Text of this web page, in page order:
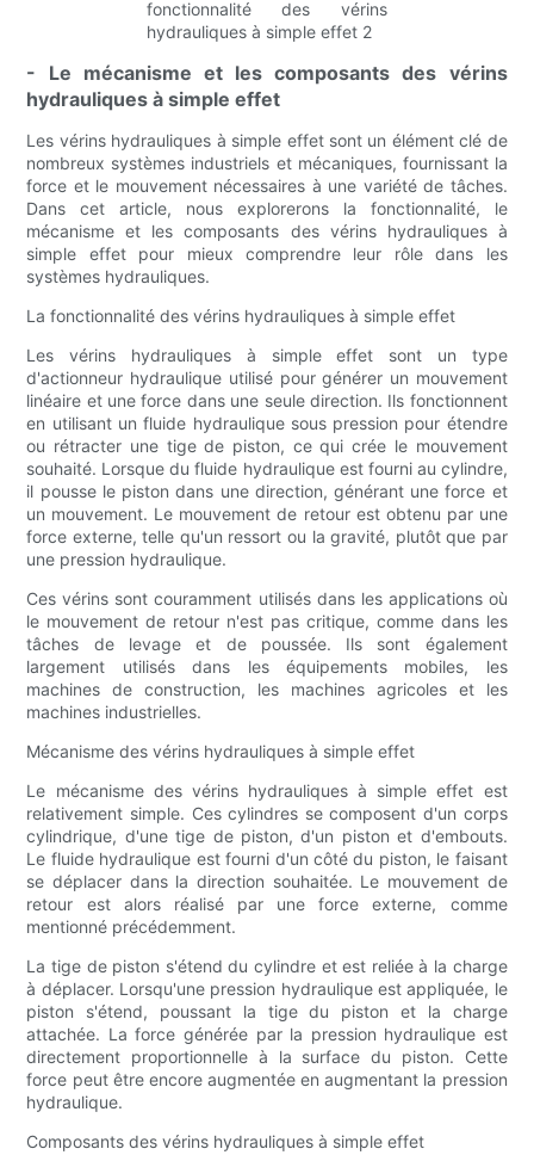
- Le mécanisme et les composants des vérins
hydrauliques à simple effet
Les vérins hydrauliques à simple effet sont un élément clé de
nombreux systèmes industriels et mécaniques, fournissant la
force et le mouvement nécessaires à une variété de tâches.
Dans cet article, nous explorerons la fonctionnalité, le
mécanisme et les composants des vérins hydrauliques à
simple effet pour mieux comprendre leur rôle dans les
systèmes hydrauliques.
La fonctionnalité des vérins hydrauliques à simple effet
Les vérins hydrauliques à simple effet sont un type
d'actionneur hydraulique utilisé pour générer un mouvement
linéaire et une force dans une seule direction. Ils fonctionnent
en utilisant un fluide hydraulique sous pression pour étendre
ou rétracter une tige de piston, ce qui crée le mouvement
souhaité. Lorsque du fluide hydraulique est fourni au cylindre,
il pousse le piston dans une direction, générant une force et
un mouvement. Le mouvement de retour est obtenu par une
force externe, telle qu'un ressort ou la gravité, plutôt que par
une pression hydraulique.
Ces vérins sont couramment utilisés dans les applications où
le mouvement de retour n'est pas critique, comme dans les
tâches de levage et de poussée. Ils sont également
largement utilisés dans les équipements mobiles, les
machines de construction, les machines agricoles et les
machines industrielles.
Mécanisme des vérins hydrauliques à simple effet
Le mécanisme des vérins hydrauliques à simple effet est
relativement simple. Ces cylindres se composent d'un corps
cylindrique, d'une tige de piston, d'un piston et d'embouts.
Le fluide hydraulique est fourni d'un côté du piston, le faisant
se déplacer dans la direction souhaitée. Le mouvement de
retour est alors réalisé par une force externe, comme
mentionné précédemment.
La tige de piston s'étend du cylindre et est reliée à la charge
à déplacer. Lorsqu'une pression hydraulique est appliquée, le
piston s'étend, poussant la tige du piston et la charge
attachée. La force générée par la pression hydraulique est
directement proportionnelle à la surface du piston. Cette
force peut être encore augmentée en augmentant la pression
hydraulique.
Composants des vérins hydrauliques à simple effet